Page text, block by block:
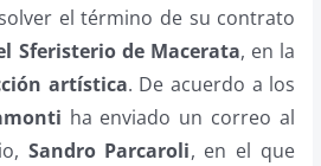
el término de su contrato
Sferisterio de Macerata, en la
artística. De acuerdo a los
ha enviado un correo al
Sandro Parcaroli, en el que